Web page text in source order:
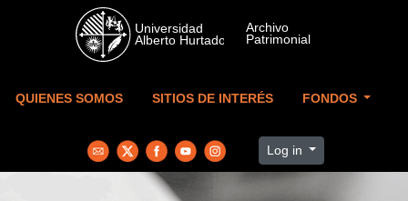
Skip to main content
QUIENES SOMOS SITIOS DE INTERÉS FONDOS
Log in